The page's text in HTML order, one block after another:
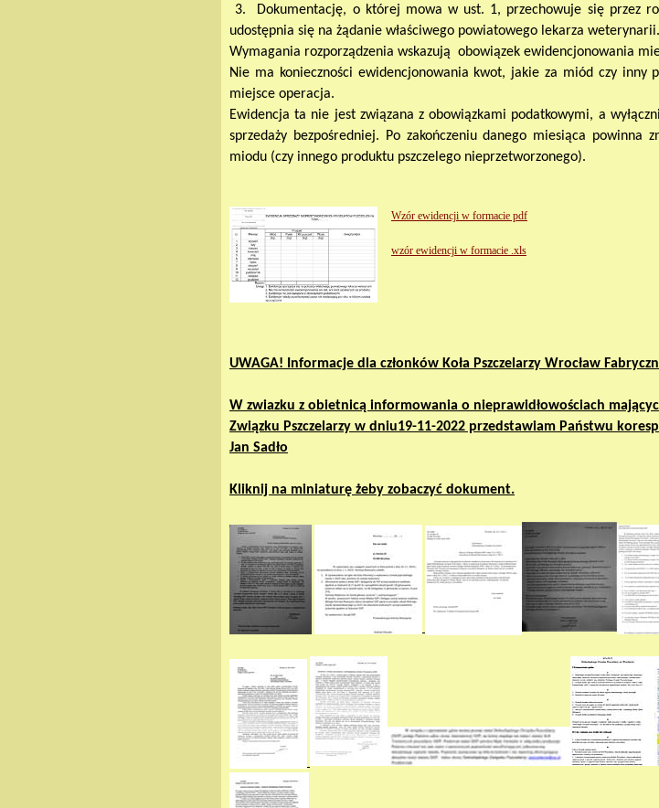
3. Dokumentację, o której mowa w ust. 1, przechowuje się przez
udostępnia się na żądanie właściwego powiatowego lekarza weterynarii.
Wymagania rozporządzenia wskazują obowiązek ewidencjonowania
Nie ma konieczności ewidencjonowania kwot, jakie za miód czy inny
miejsce operacja.
Ewidencja ta nie jest związana z obowiązkami podatkowymi, a
sprzedaży bezpośredniej. Po zakończeniu danego miesiąca
miodu (czy innego produktu pszczelego nieprzetworzonego).
Wzór ewidencji w formacie pdf
wzór ewidencji w formacie .xls
UWAGA! Informacje dla członków Koła Pszczelarzy Wrocław
W zwiazku z obietnicą informowania o nieprawidłowościach
Związku Pszczelarzy w dniu19-11-2022 przedstawiam Państwu
Jan Sadło
Kliknij na miniaturę żeby zobaczyć dokument.